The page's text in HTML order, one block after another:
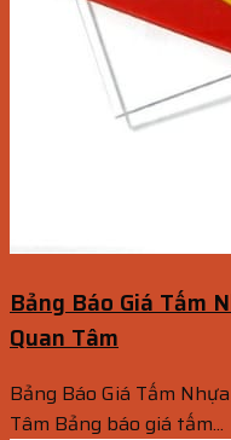
Bảng Báo Giá Tấm
Quan Tâm
Bảng Báo Giá Tấm
Tâm Bảng báo giá tấm...